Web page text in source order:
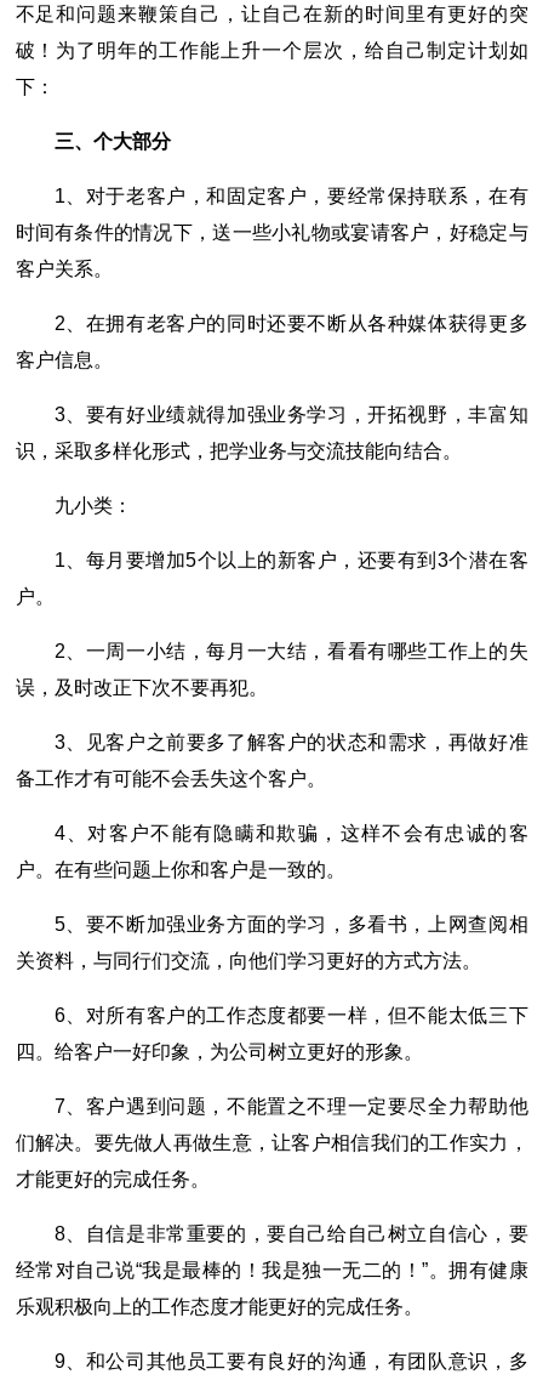
不足和问题来鞭策自己，让自己在新的时间里有更好的突
破！为了明年的工作能上升一个层次，给自己制定计划如
下：
三、个大部分
1、对于老客户，和固定客户，要经常保持联系，在有
时间有条件的情况下，送一些小礼物或宴请客户，好稳定与
客户关系。
2、在拥有老客户的同时还要不断从各种媒体获得更多
客户信息。
3、要有好业绩就得加强业务学习，开拓视野，丰富知
识，采取多样化形式，把学业务与交流技能向结合。
九小类：
1、每月要增加5个以上的新客户，还要有到3个潜在客
户。
2、一周一小结，每月一大结，看看有哪些工作上的失
误，及时改正下次不要再犯。
3、见客户之前要多了解客户的状态和需求，再做好准
备工作才有可能不会丢失这个客户。
4、对客户不能有隐瞒和欺骗，这样不会有忠诚的客
户。在有些问题上你和客户是一致的。
5、要不断加强业务方面的学习，多看书，上网查阅相
关资料，与同行们交流，向他们学习更好的方式方法。
6、对所有客户的工作态度都要一样，但不能太低三下
四。给客户一好印象，为公司树立更好的形象。
7、客户遇到问题，不能置之不理一定要尽全力帮助他
们解决。要先做人再做生意，让客户相信我们的工作实力，
才能更好的完成任务。
8、自信是非常重要的，要自己给自己树立自信心，要
经常对自己说“我是最棒的！我是独一无二的！”。拥有健康
乐观积极向上的工作态度才能更好的完成任务。
9、和公司其他员工要有良好的沟通，有团队意识，多